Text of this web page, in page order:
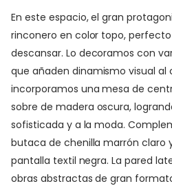
En este espacio, el gran
rinconero en color topo,
descansar. Lo decoramos con
que añaden dinamismo visual al
incorporamos una mesa de
sobre de madera oscura,
sofisticada y a la moda.
butaca de chenilla marrón claro
pantalla textil negra. La pared
obras abstractas de gran